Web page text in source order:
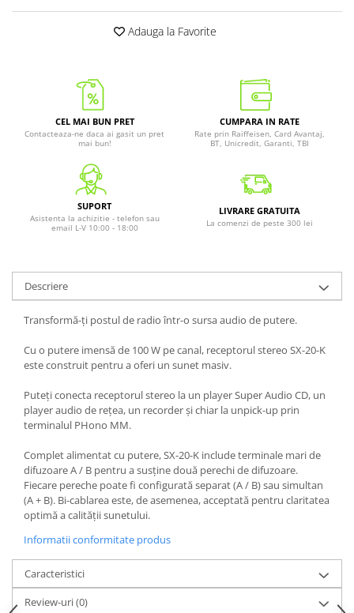
Adauga la Favorite
CEL MAI BUN PRET
Contacteaza-ne daca ai gasit un pret
mai bun!
CUMPARA IN RATE
Rate prin Raiffeisen, Card Avantaj,
BT, Unicredit, Garanti, TBI
SUPORT
Asistenta la achizitie - telefon sau
email L-V 10:00 - 18:00
LIVRARE GRATUITA
La comenzi de peste 300 lei
Descriere
Transformă-ți postul de radio într-o sursa audio de putere.
Cu o putere imensă de 100 W pe canal, receptorul stereo SX-20-K
este construit pentru a oferi un sunet masiv.
Puteți conecta receptorul stereo la un player Super Audio CD, un
player audio de rețea, un recorder și chiar la unpick-up prin
terminalul PHono MM.
Complet alimentat cu putere, SX-20-K include terminale mari de
difuzoare A / B pentru a susține două perechi de difuzoare.
Fiecare pereche poate fi configurată separat (A / B) sau simultan
(A + B). Bi-cablarea este, de asemenea, acceptată pentru claritatea
optimă a calității sunetului.
Informatii conformitate produs
Caracteristici
Review-uri(0)